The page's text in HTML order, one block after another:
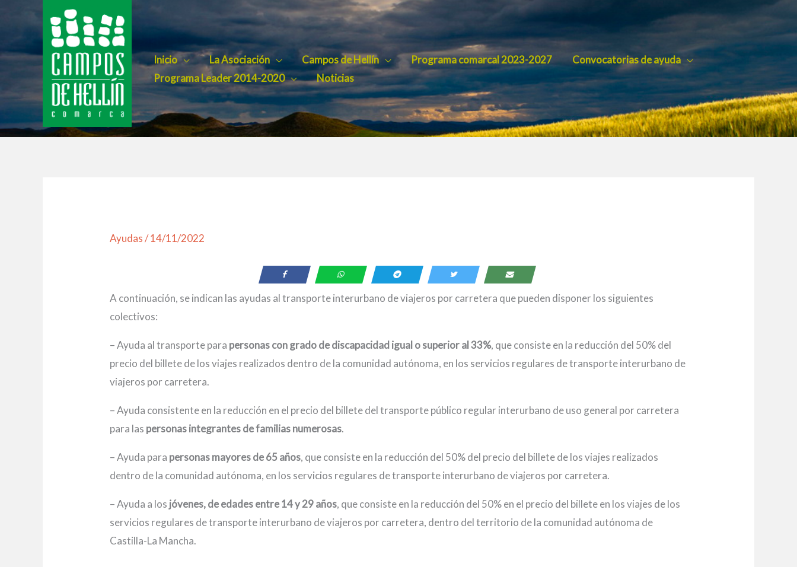
Inicio
La Asociación Campos de Hellín Programa comarcal 2023-2027
Convocatorias de ayuda
Programa Leader 2014-2020
Noticias
Ayudas/14/11/2022
A continuación, se indican las ayudas al transporte interurbano de viajeros por carretera que pueden disponer los siguientes
colectivos:
– Ayuda al transporte para personas con grado de discapacidad igual o superior al 33%, que consiste en la reducción del 50% del
precio del billete de los viajes realizados dentro de la comunidad autónoma, en los servicios regulares de transporte interurbano de
viajeros por carretera.
– Ayuda consistente en la reducción en el precio del billete del transporte público regular interurbano de uso general por carretera
para las personas integrantes de familias numerosas.
– Ayuda para personas mayores de 65 años, que consiste en la reducción del 50% del precio del billete de los viajes realizados
dentro de la comunidad autónoma, en los servicios regulares de transporte interurbano de viajeros por carretera.
– Ayuda a los jóvenes, de edades entre 14 y 29 años, que consiste en la reducción del 50% en el precio del billete en los viajes de los
servicios regulares de transporte interurbano de viajeros por carretera, dentro del territorio de la comunidad autónoma de
Castilla-La Mancha.